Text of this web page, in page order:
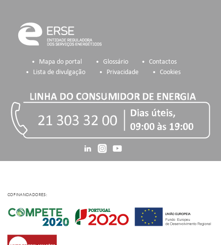
Mapa do portal Glossário
Contactos
Lista de divulgação
Privacidade Cookies
COFINANCIADORES: